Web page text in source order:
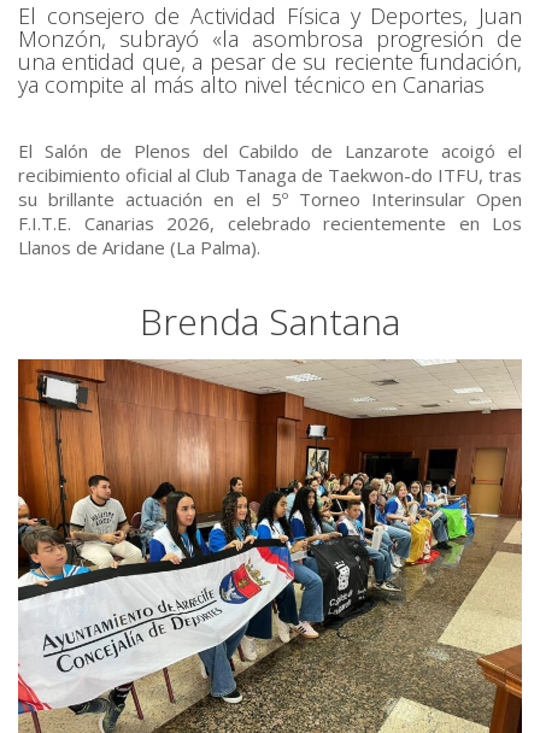
El consejero de Actividad Física y Deportes, Juan
Monzón, subrayó «la asombrosa progresión de
una entidad que, a pesar de su reciente fundación,
ya compite al más alto nivel técnico en Canarias
El Salón de Plenos del Cabildo de Lanzarote acoigó el
recibimiento oficial al Club Tanaga de Taekwon-do ITFU, tras
su brillante actuación en el 5º Torneo Interinsular Open
F.I.T.E. Canarias 2026, celebrado recientemente en Los
Llanos de Aridane (La Palma).
Brenda Santana